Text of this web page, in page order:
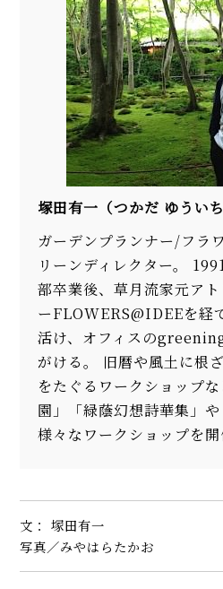
塚田有一（つかだ ゆういち
ガーデンプランナー/フラ
リーンディレクター。
部卒業後、草月流家元ア
ーFLOWERS@IDEEを経
活け、オフィスの
がける。 旧暦や風土に根
をたぐるワークショップ
園」「緑蔭幻想詩華集」
様々なワークショップを開
文： 塚田有一
写真／みやはらたかお